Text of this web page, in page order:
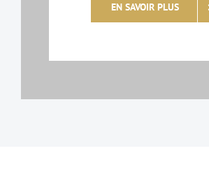
EN SAVOIR PLUS